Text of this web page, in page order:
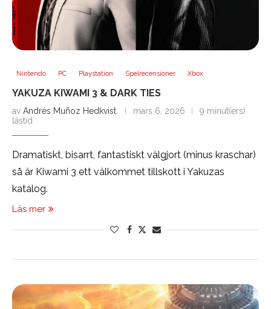
Nintendo PC Playstation Spelrecensioner Xbox
YAKUZA KIWAMI 3 & DARK TIES
av Andrés Muñoz Hedkvist mars 6, 2026
9 minut(ers)
lästid
Dramatiskt, bisarrt, fantastiskt välgjort (minus kraschar)
så är Kiwami 3 ett välkommet tillskott i Yakuzas
katalog.
Läs mer